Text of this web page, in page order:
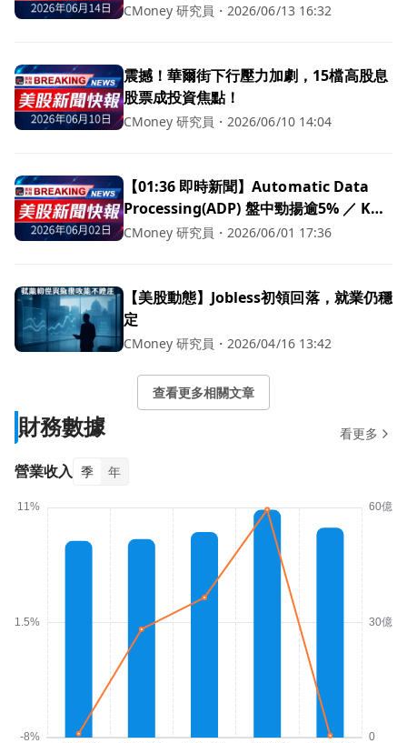
CMoney 研究員 ・ 2026/06/13 16:32
震撼！華爾街下行壓力加劇，15檔高股息
股票成投資焦點！
CMoney 研究員 ・ 2026/06/10 14:04
【01:36 即時新聞】Automatic Data
Processing(ADP) 盤中勁揚逾5% ／ KD
高檔+MACD強勢翻多帶動買盤
CMoney 研究員 ・ 2026/06/01 17:36
【美股動態】Jobless初領回落，就業仍穩
定
CMoney 研究員 ・ 2026/04/16 13:42
查看更多相關文章
財務數據 看更多
營業收入 季 年